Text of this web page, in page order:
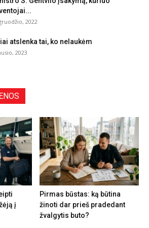
2022
atslenka tai, ko nelaukėm
2023
į
Pirmas būstas: ką būtina
žinoti dar prieš pradedant
žvalgytis buto?